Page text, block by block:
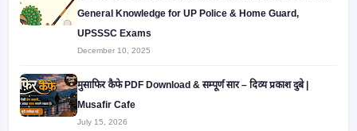
General Knowledge for UP Police & Home Guard,
UPSSSC Exams
December 10, 2025
मुसाफिर कैफे PDF Download & सम्पूर्ण सार – दिव्य प्रकाश दुबे |
Musafir Cafe
July 15, 2026